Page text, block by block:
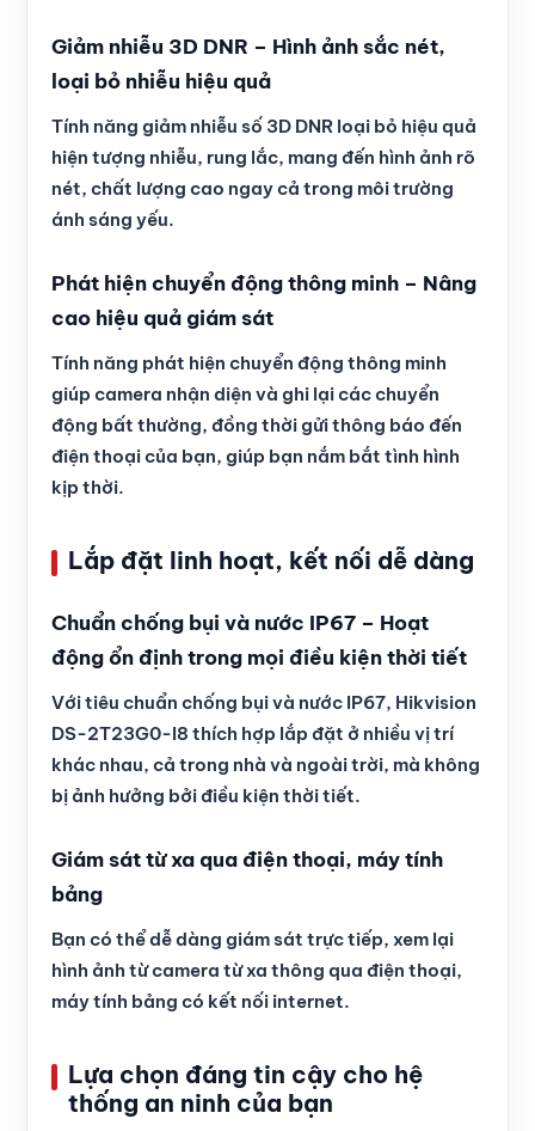
Giảm nhiễu 3D DNR – Hình ảnh sắc nét,
loại bỏ nhiễu hiệu quả
Tính năng giảm nhiễu số 3D DNR loại bỏ hiệu quả
hiện tượng nhiễu, rung lắc, mang đến hình ảnh rõ
nét, chất lượng cao ngay cả trong môi trường
ánh sáng yếu.
Phát hiện chuyển động thông minh – Nâng
cao hiệu quả giám sát
Tính năng phát hiện chuyển động thông minh
giúp camera nhận diện và ghi lại các chuyển
động bất thường, đồng thời gửi thông báo đến
điện thoại của bạn, giúp bạn nắm bắt tình hình
kịp thời.
Lắp đặt linh hoạt, kết nối dễ dàng
Chuẩn chống bụi và nước IP67 – Hoạt
động ổn định trong mọi điều kiện thời tiết
Với tiêu chuẩn chống bụi và nước IP67, Hikvision
DS-2T23G0-I8 thích hợp lắp đặt ở nhiều vị trí
khác nhau, cả trong nhà và ngoài trời, mà không
bị ảnh hưởng bởi điều kiện thời tiết.
Giám sát từ xa qua điện thoại, máy tính
bảng
Bạn có thể dễ dàng giám sát trực tiếp, xem lại
hình ảnh từ camera từ xa thông qua điện thoại,
máy tính bảng có kết nối internet.
Lựa chọn đáng tin cậy cho hệ
thống an ninh của bạn